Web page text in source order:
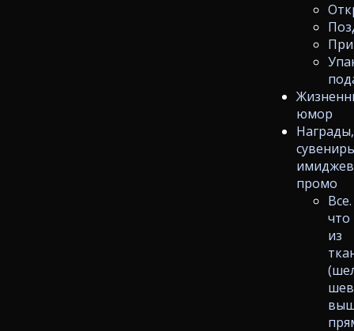
юмор
Награды,
промо
Все.
что
из